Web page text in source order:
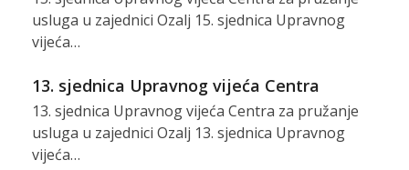
usluga u zajednici Ozalj 15. sjednica Upravnog
vijeća…
13. sjednica Upravnog vijeća Centra
13. sjednica Upravnog vijeća Centra za pružanje
usluga u zajednici Ozalj 13. sjednica Upravnog
vijeća…